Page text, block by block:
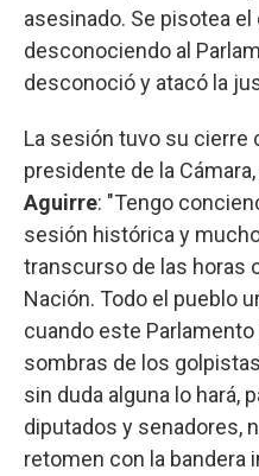
asesinado. Se pisotea
desconociendo al
desconoció y atacó la
La sesión tuvo su cierre
presidente de la
Aguirre: "Tengo
sesión histórica y
transcurso de las horas
Nación. Todo el pueblo
cuando este
sombras de los
sin duda alguna lo hará,
diputados y senadores,
retomen con la bandera